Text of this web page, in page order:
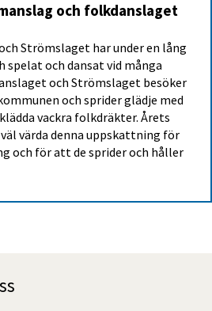
och folkdanslaget
Strömslaget har under en lång
spelat och dansat vid många
och Strömslaget besöker
och sprider glädje med
vackra folkdräkter. Årets
värda denna uppskattning för
och för att de sprider och håller